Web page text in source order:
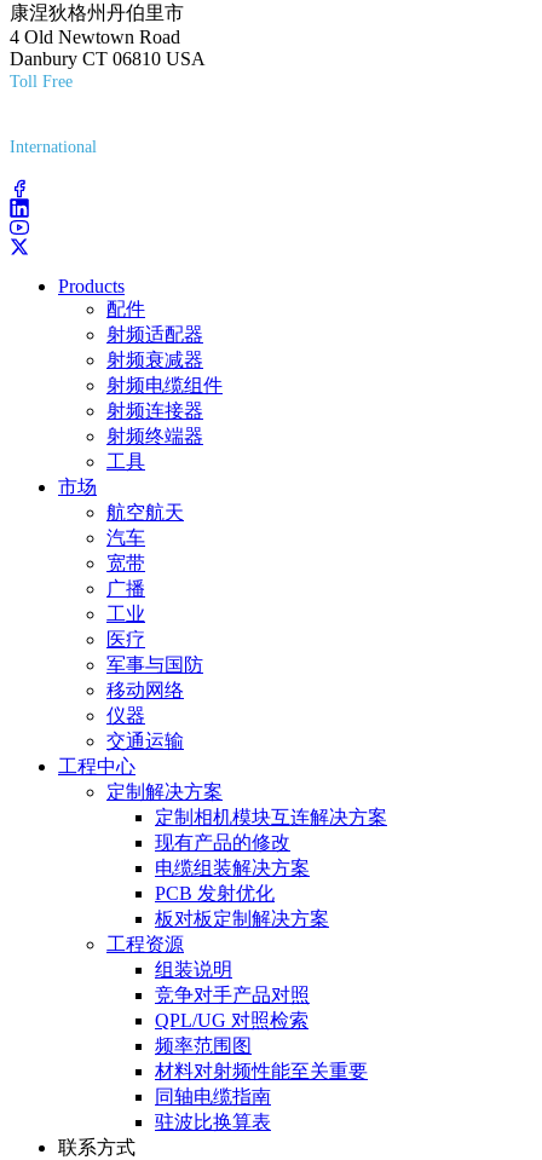
康涅狄格州丹伯里市
4 Old Newtown Road
Danbury CT 06810 USA
Toll Free
International
Products
配件
射频适配器
射频衰减器
射频电缆组件
射频连接器
射频终端器
工具
市场
航空航天
汽车
宽带
广播
工业
医疗
军事与国防
移动网络
仪器
交通运输
工程中心
定制解决方案
定制相机模块互连解决方案
现有产品的修改
电缆组装解决方案
PCB 发射优化
板对板定制解决方案
工程资源
组装说明
竞争对手产品对照
QPL/UG 对照检索
频率范围图
材料对射频性能至关重要
同轴电缆指南
驻波比换算表
联系方式